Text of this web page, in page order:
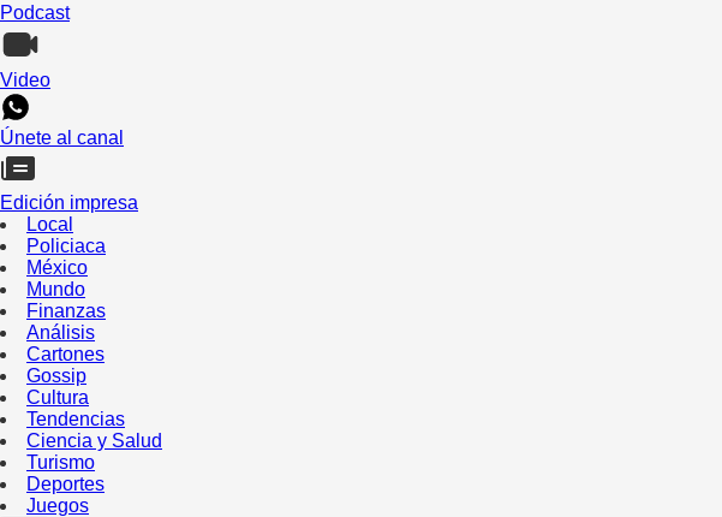
Podcast
Video
Únete al canal
Edición impresa
Local
Policiaca
México
Mundo
Finanzas
Análisis
Cartones
Gossip
Cultura
Tendencias
Ciencia y Salud
Turismo
Deportes
Juegos